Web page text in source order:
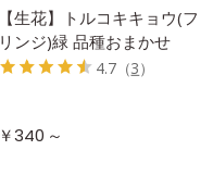
【生花】トルコキキョウ(フ
リンジ)緑 品種おまかせ
4.7（3）
￥340 ～